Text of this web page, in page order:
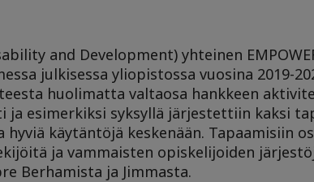
and Development) yhteinen
julkisessa yliopistossa vuosina 2019-
huolimatta valtaosa hankkeen
esimerkiksi syksyllä järjestettiin kaksi
käytäntöjä keskenään. Tapaamisiin
ja vammaisten opiskelijoiden
Berhamista ja Jimmasta.